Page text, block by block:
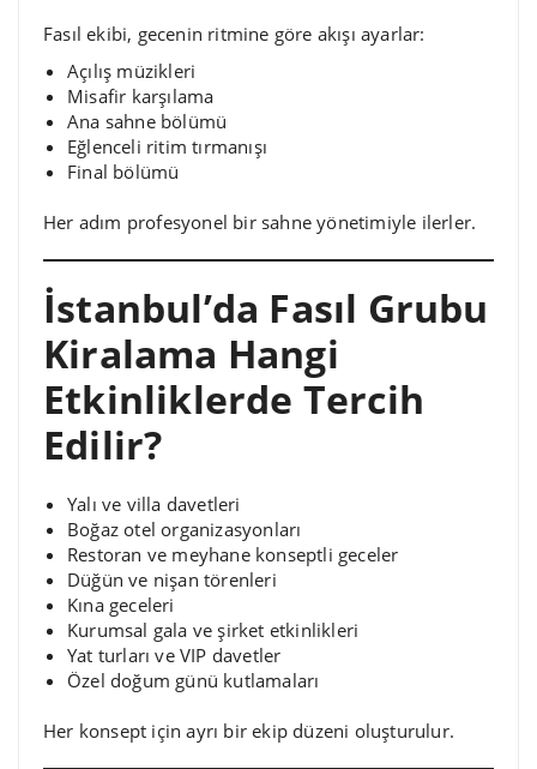
Fasıl ekibi, gecenin ritmine göre akışı ayarlar:
Açılış müzikleri
Misafir karşılama
Ana sahne bölümü
Eğlenceli ritim tırmanışı
Final bölümü
Her adım profesyonel bir sahne yönetimiyle ilerler.
İstanbul’da Fasıl Grubu
Kiralama Hangi
Etkinliklerde Tercih
Edilir?
Yalı ve villa davetleri
Boğaz otel organizasyonları
Restoran ve meyhane konseptli geceler
Düğün ve nişan törenleri
Kına geceleri
Kurumsal gala ve şirket etkinlikleri
Yat turları ve VIP davetler
Özel doğum günü kutlamaları
Her konsept için ayrı bir ekip düzeni oluşturulur.